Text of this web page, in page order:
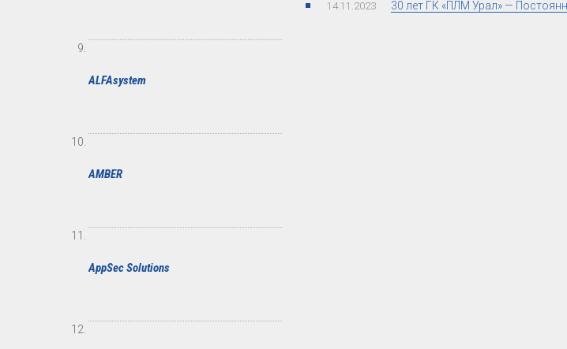
ALFAsystem
AMBER
AppSec Solutions
14.11.2023 30 лет ГК «ПЛМ Урал» —